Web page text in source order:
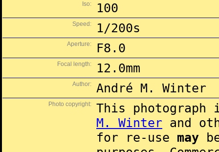
Iso: 100
Speed: 1/200s
Aperture: F8.0
Focal length: 12.0mm
Author: André M. Winter
Photo copyright:
This
M. Winter and
for re-use may